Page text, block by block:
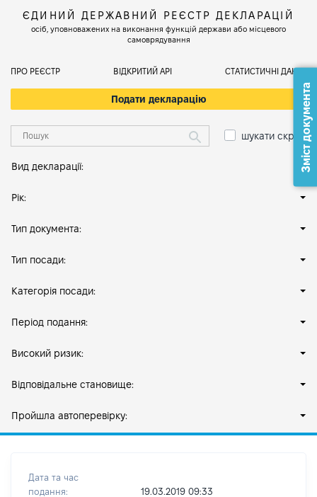
ЄДИНИЙ ДЕРЖАВНИЙ РЕЄСТР ДЕКЛАРАЦІЙ
осіб, уповноважених на виконання функцій держави або місцевого
самоврядування
ПРО РЕЄСТР ВІДКРИТИЙ АРІ СТАТИСТИЧНІ ДАНІ
Подати декларацію
шукати скрізь
Вид декларації:
Рік:
Тип документа:
Тип посади:
Категорія посади:
Період подання:
Високий ризик:
Відповідальне становище:
Пройшла автоперевірку:
Дата та час
подання:
19.03.2019 09:33
Зміст документа